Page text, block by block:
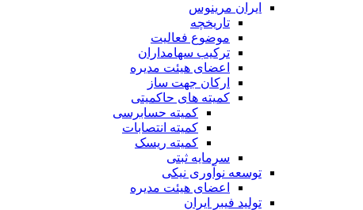
ایران مرینوس
تاریخچه
موضوع فعالیت
ترکیب سهامداران
اعضای هیئت مدیره
ارکان جهت ساز
کمیته های حاکمیتی
کمیته حسابرسی
کمیته انتصابات
کمیته ریسک
سرمایه ثبتی
توسعه نوآوری نیکی
اعضای هیئت مدیره
تولید فیبر ایران